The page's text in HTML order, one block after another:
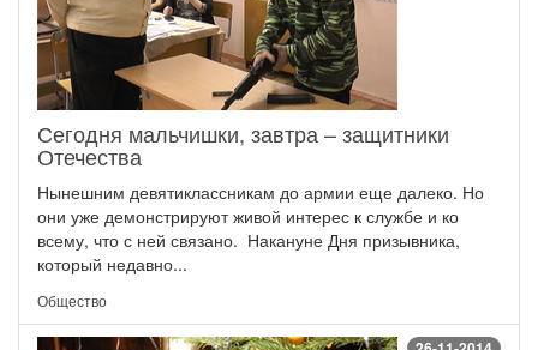
Сегодня мальчишки, завтра – защитники
Отечества
Нынешним девятиклассникам до армии еще далеко. Но
они уже демонстрируют живой интерес к службе и ко
всему, что с ней связано. Накануне Дня призывника,
который недавно...
Общество